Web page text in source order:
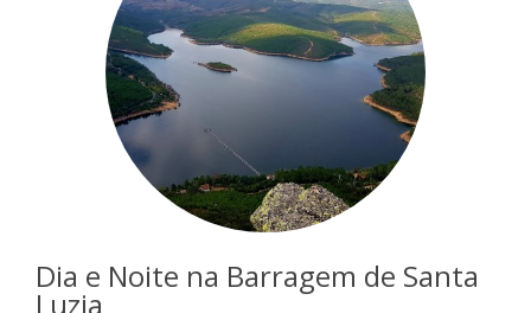
Dia e Noite na Barragem de Santa
Luzia